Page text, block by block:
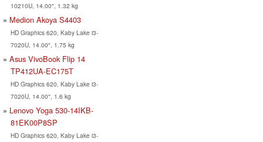
10210U, 14.00", 1.32 kg
Medion Akoya S4403
HD Graphics 620, Kaby Lake i3-
7020U, 14.00", 1.75 kg
Asus VivoBook Flip 14
TP412UA-EC175T
HD Graphics 620, Kaby Lake i3-
7020U, 14.00", 1.6 kg
Lenovo Yoga 530-14IKB-
81EK00P8SP
HD Graphics 620, Kaby Lake i3-